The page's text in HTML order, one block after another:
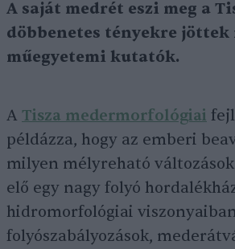
A saját medrét eszi meg a
döbbenetes tényekre jöttek
műegyetemi kutatók.
A Tisza medermorfológiai
példázza, hogy az emberi
milyen mélyreható
elő egy nagy folyó
hidromorfológiai
folyószabályozások,